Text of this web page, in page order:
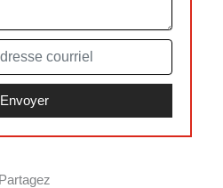
Partagez